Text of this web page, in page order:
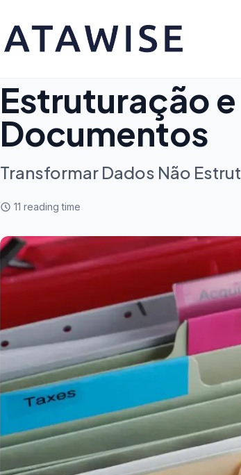
Estruturação
Documentos
Transformar Dados Não
11 reading time